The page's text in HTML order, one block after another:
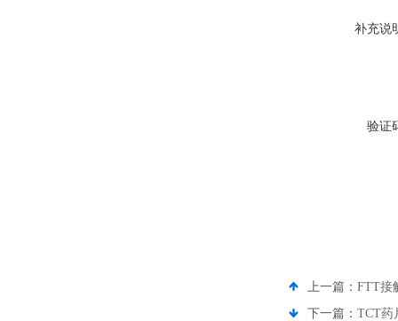
补充说
验证
上一篇： FTT接
下一篇： TCT药